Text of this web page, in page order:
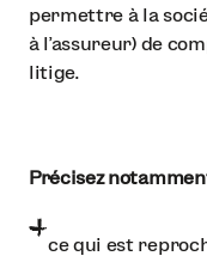
permettre à la
à l’assureur) de
litige.
Précisez
ce qui est